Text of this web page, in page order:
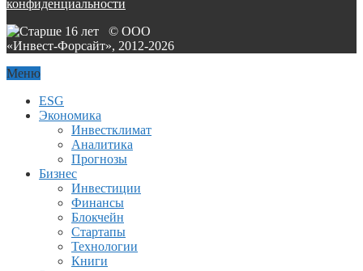
конфиденциальности
© ООО
«Инвест-Форсайт», 2012-2026
Меню
ESG
Экономика
Инвестклимат
Аналитика
Прогнозы
Бизнес
Инвестиции
Финансы
Блокчейн
Стартапы
Технологии
Книги